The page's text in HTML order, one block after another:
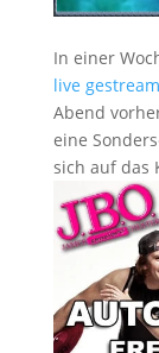
In einer
live
Abend
eine
sich auf das